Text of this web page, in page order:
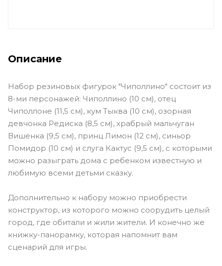
Описание
Набор резиновых фигурок "Чиполлино" состоит из
8-ми персонажей: Чиполлино (10 см), отец
Чиполлоне (11,5 см), кум Тыква (10 см), озорная
девчонка Редиска (8,5 см), храбрый мальчуган
Вишенка (9,5 см), принц Лимон (12 см), синьор
Помидор (10 см) и слуга Кактус (9,5 см), с которыми
можно разыграть дома с ребенком известную и
любимую всеми детьми сказку.
Дополнительно к набору можно приобрести
конструктор, из которого можно соорудить целый
город, где обитали и жили жители. И конечно же
книжку-панорамку, которая напомнит вам
сценарий для игры.